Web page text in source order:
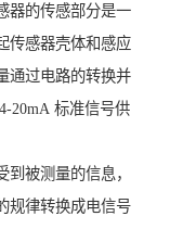
器的传感部分是一
传感器壳体和感应
通过电路的转换并
20mA 标准信号供
被测量的信息，
规律转换成电信号